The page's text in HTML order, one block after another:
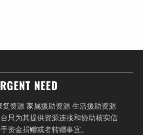
NEED
资源 家属援助资源 生活援助资源
只为其提供资源连接和协助核实信
资金捐赠或者转赠事宜。